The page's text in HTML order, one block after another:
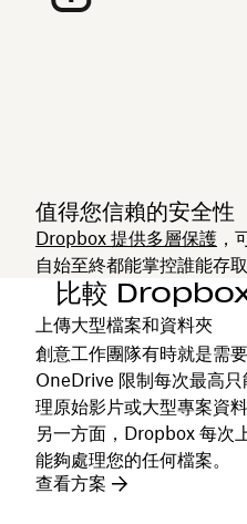
值得您信賴的安全性
Dropbox 提供多層保護 ，
自始至終都能掌控誰能存取
比較
上傳大型檔案和資料夾
創意工作團隊有時就是需
OneDrive 限制每次最高
理原始影片或大型專案資
另一方面，Dropbox 每次
能夠處理您的任何檔案。
查看方案